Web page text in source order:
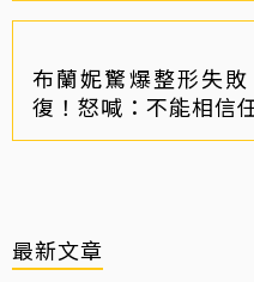
布蘭妮驚爆整形失
復！怒喊：不能相信
最新文章